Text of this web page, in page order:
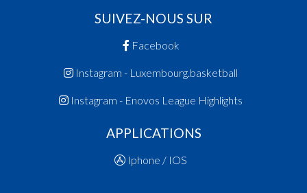
SUIVEZ-NOUS SUR
Facebook
Instagram - Luxembourg.basketball
Instagram - Enovos League Highlights
APPLICATIONS
Iphone / IOS